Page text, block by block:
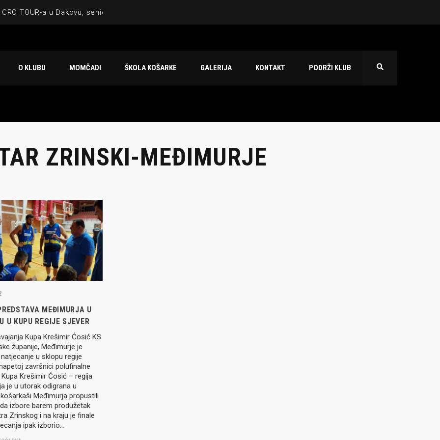
TOUR-a u Đakovu, seniorska ekipa 3×3 osvojila Krbulju
atraktivnu NCAA ekipu OBU Bison
O KLUBU MOMČADI ŠKOLA KOŠARKE GALERIJA KONTAKT PODRŽI KLUB
ZRINSKI-MEĐIMURJE
MEĐIMURJA U
U KUPU REGIJE SJEVER
Kupa Krešimir Ćosić KS
županije, Međimurje je
u sklopu regije
završnici polufinalne
Krešimir Ćosić – regija
je u utorak odigrana u
Međimurja propustili
izbore barem produžetak
Zrinskog i na kraju je finale
ipak izborio…
OBJAVE
U14 na završnici CRO
Đakovu, seniorska ekipa
Krbulju
trener seniorske
za sezonu
u revijalnoj utakmici
NCAA ekipu OBU
Međimurja 2. mjesto u